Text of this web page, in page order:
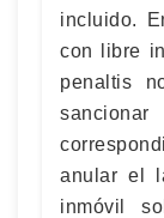
incluido.
con libre
penaltis
anular el
inmóvil